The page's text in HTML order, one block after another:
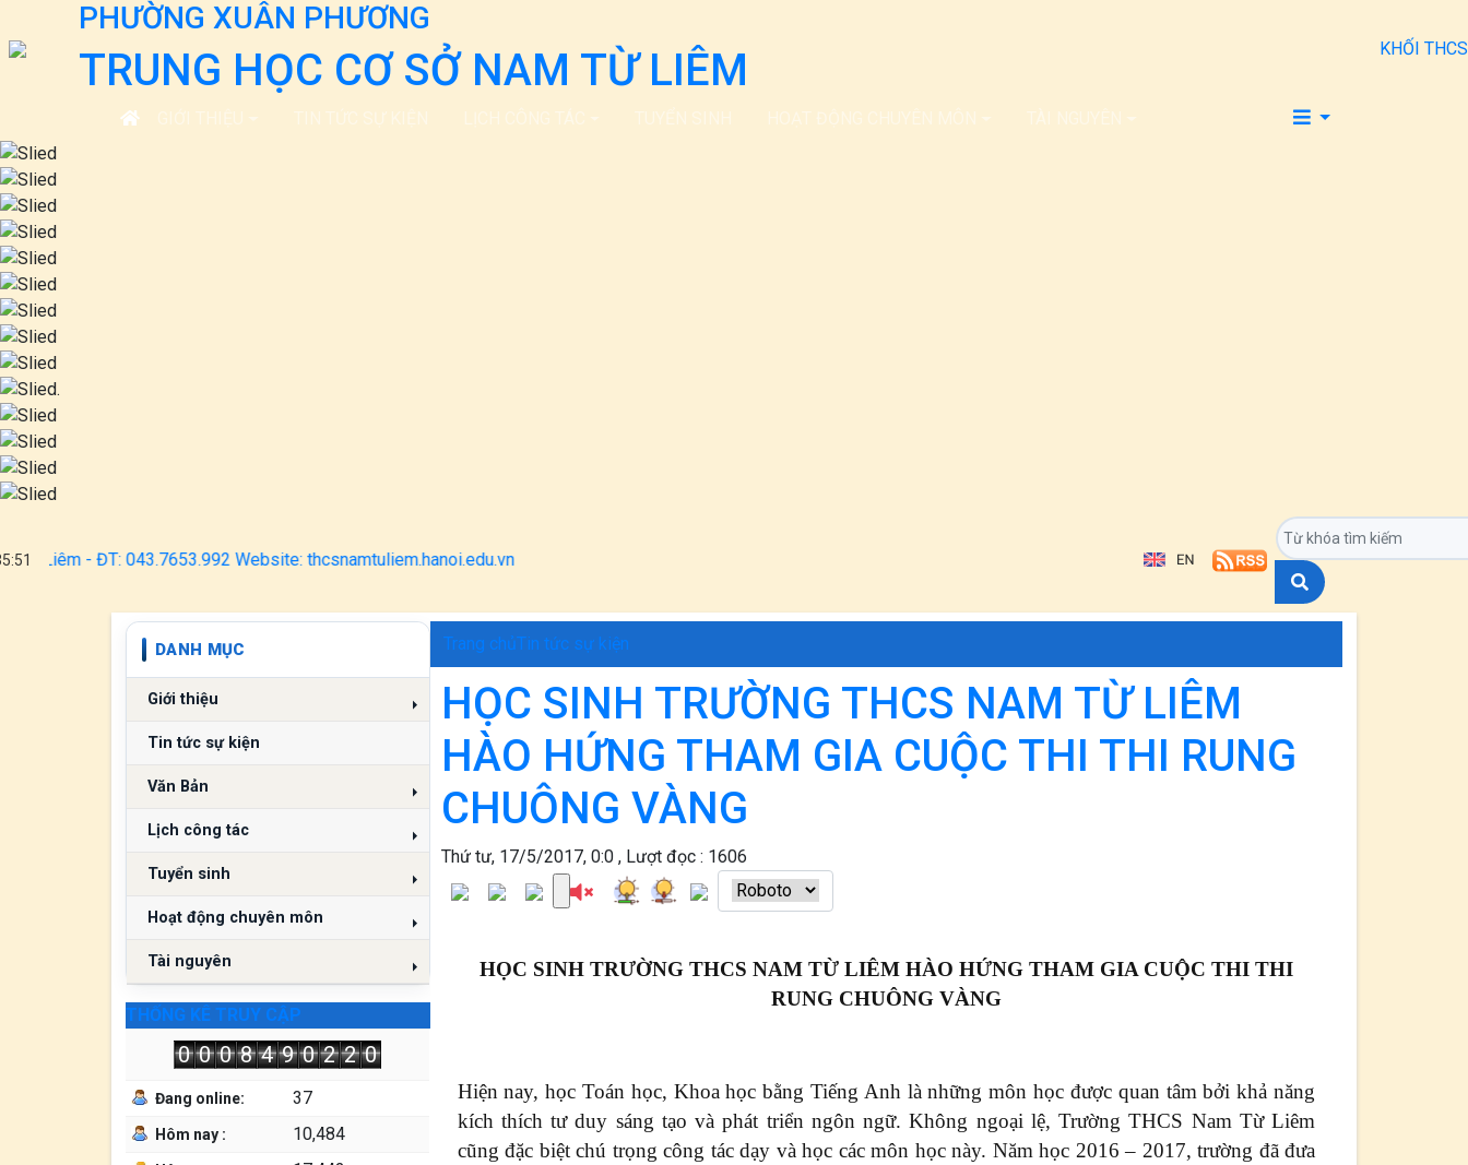
PHƯỜNG XUÂN PHƯƠNG
TRUNG HỌC CƠ SỞ NAM TỪ LIÊM KHỐI THCS
ĐT: 043.7653.992 Website: thcsnamtuliem.hanoi.edu.vn
DANH MỤC
Giới thiệu
Tin tức sự kiện
Văn Bản
Lịch công tác
Tuyển sinh
Hoạt động chuyên môn
Tài nguyên
THỐNG KÊ TRUY CẬP
0 0 0 8 4 9 0 2 2 0
Đang online: 37
Hôm nay : 10,484
Trang chủTin tức sự kiện
HỌC SINH TRƯỜNG THCS NAM TỪ LIÊM
HÀO HỨNG THAM GIA CUỘC THI THI RUNG
CHUÔNG VÀNG
Thứ tư, 17/5/2017, 0:0 , Lượt đọc : 1606
HỌC SINH TRƯỜNG THCS NAM TỪ LIÊM HÀO HỨNG THAM GIA CUỘC THI THI
RUNG CHUÔNG VÀNG
Hiện nay, học Toán học, Khoa học bằng Tiếng Anh là những môn học được quan tâm bởi khả năng
kích thích tư duy sáng tạo và phát triển ngôn ngữ. Không ngoại lệ, Trường THCS Nam Từ Liêm
cũng đặc biệt chú trọng công tác dạy và học các môn học này. Năm học 2016 – 2017, trường đã đưa